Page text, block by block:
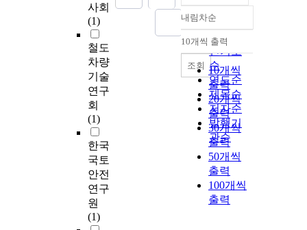
사회
(1)
철도
차량
기술
연구
회
(1)
한국
국토
안전
연구
원
(1)
정확도
순
인기도
순
연도순
제목순
저자순
발행기
관순
내림차순
내림차순
10개씩 출력
10개씩
출력
20개씩
출력
30개씩
출력
50개씩
출력
100개씩
출력
조회